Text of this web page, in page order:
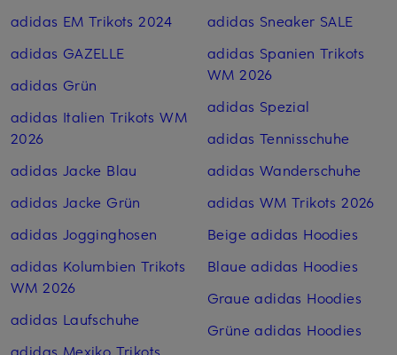
adidas EM Trikots 2024
adidas GAZELLE
adidas Grün
adidas Italien Trikots WM
2026
adidas Jacke Blau
adidas Jacke Grün
adidas Jogginghosen
adidas Kolumbien Trikots
WM 2026
adidas Laufschuhe
adidas Mexiko Trikots
adidas Sneaker SALE
adidas Spanien Trikots
WM 2026
adidas Spezial
adidas Tennisschuhe
adidas Wanderschuhe
adidas WM Trikots 2026
Beige adidas Hoodies
Blaue adidas Hoodies
Graue adidas Hoodies
Grüne adidas Hoodies